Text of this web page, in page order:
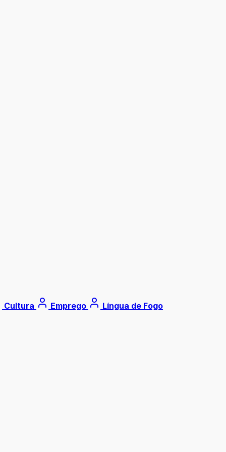
Cultura Emprego Língua de Fogo